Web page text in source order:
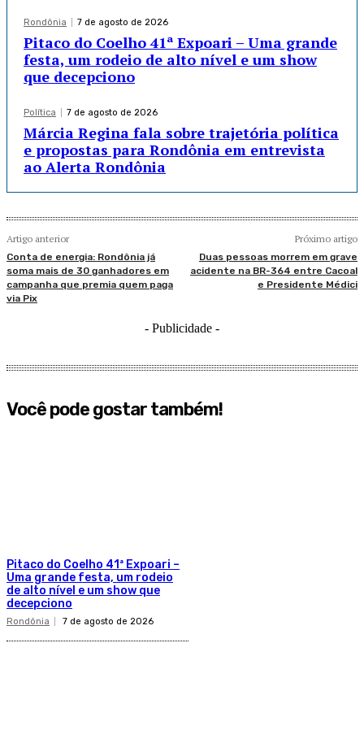
Rondônia 7 de agosto de 2026
Pitaco do Coelho 41ª Expoari – Uma grande
festa, um rodeio de alto nível e um show
que decepciono
Política 7 de agosto de 2026
Márcia Regina fala sobre trajetória política
e propostas para Rondônia em entrevista
ao Alerta Rondônia
Artigo anterior
Conta de energia: Rondônia já
soma mais de 30 ganhadores em
campanha que premia quem paga
via Pix
Próximo artigo
Duas pessoas morrem em grave
acidente na BR-364 entre Cacoal
e Presidente Médici
- Publicidade -
Você pode gostar também!
Pitaco do Coelho 41ª Expoari –
Uma grande festa, um rodeio
de alto nível e um show que
decepciono
Rondônia 7 de agosto de 2026